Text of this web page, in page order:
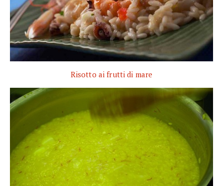
Risotto ai frutti di mare